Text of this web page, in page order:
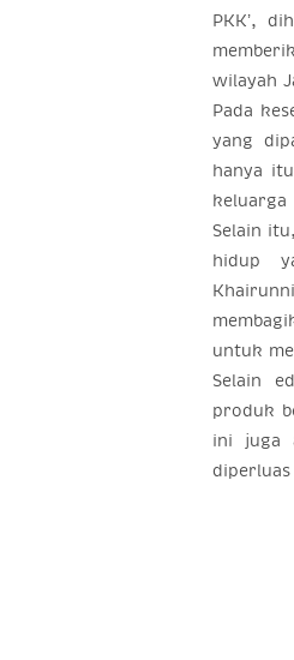
PKK’,
wilayah
Pada
yang
hanya
Selain
hidup
untuk
Selain
produk
ini juga
diperluas